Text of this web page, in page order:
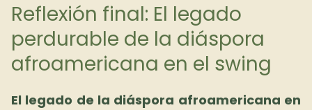
Reflexión final: El legado
perdurable de la diáspora
afroamericana en el swing
El legado de la diáspora afroamericana en